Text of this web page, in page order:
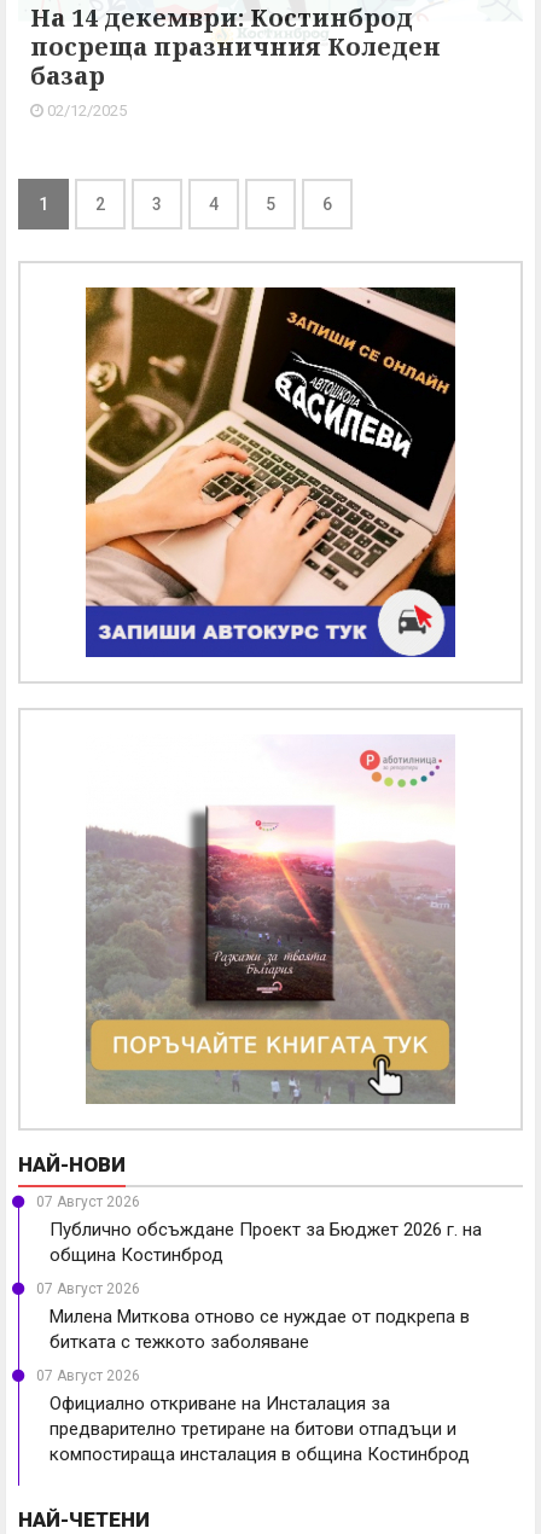
На 14 декември: Костинброд
посреща празничния Коледен
базар
02/12/2025
1 2 3 4 5 6
НАЙ-НОВИ
07 Август 2026
Публично обсъждане Проект за Бюджет 2026 г. на
община Костинброд
07 Август 2026
Милена Миткова отново се нуждае от подкрепа в
битката с тежкото заболяване
07 Август 2026
Официално откриване на Инсталация за
предварително третиране на битови отпадъци и
компостираща инсталация в община Костинброд
НАЙ-ЧЕТЕНИ